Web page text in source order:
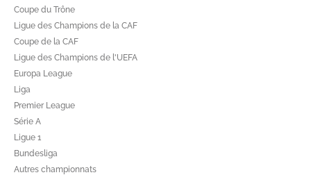
Coupe du Trône
Ligue des Champions de la CAF
Coupe de la CAF
Ligue des Champions de l'UEFA
Europa League
Liga
Premier League
Série A
Ligue 1
Bundesliga
Autres championnats